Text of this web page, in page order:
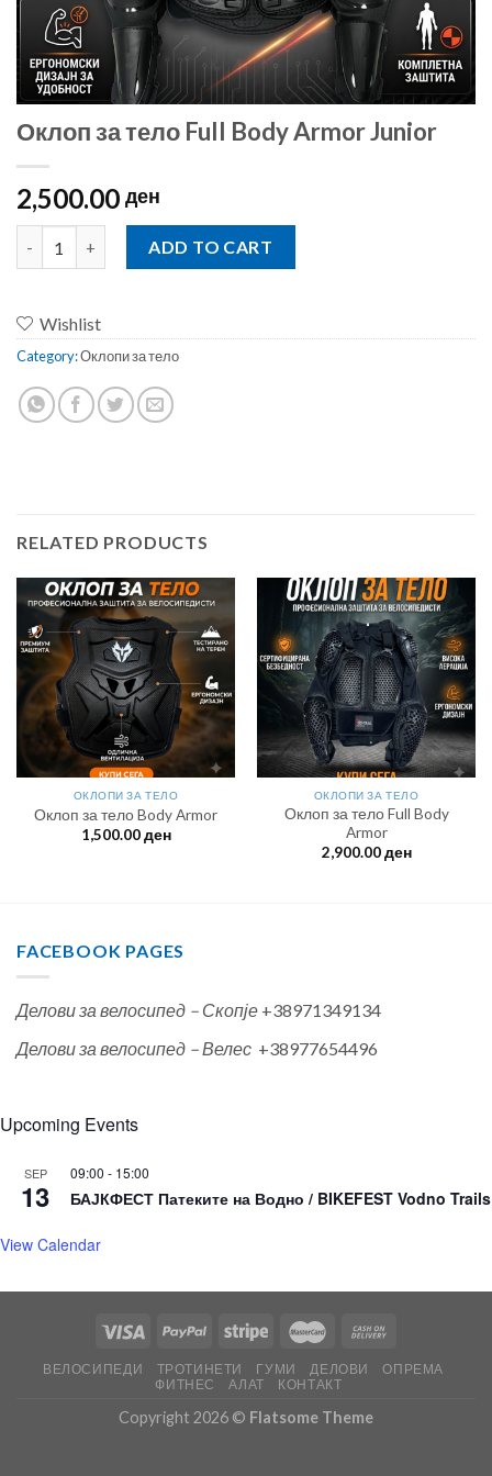
Оклоп за тело Full Body Armor Junior
2,500.00 ден
ADD TO CART
Wishlist
Category:Оклопи за тело
RELATED PRODUCTS
ОКЛОПИ ЗА ТЕЛО
Оклоп за тело Body Armor
1,500.00ден
ОКЛОПИ ЗА ТЕЛО
Оклоп за тело Full Body
Armor
2,900.00ден
FACEBOOK PAGES
Делови за велосипед – Скопје +38971349134
Делови за велосипед – Велес +38977654496
Upcoming Events
SEP
13
09:00 - 15:00
БАЈКФЕСТ Патеките на Водно / BIKEFEST Vodno Trails
View Calendar
ВЕЛОСИПЕДИ ТРОТИНЕТИ ГУМИ ДЕЛОВИ
ОПРЕМА
ФИТНЕС
АЛАТ КОНТАКТ
Copyright 2026 © Flatsome Theme